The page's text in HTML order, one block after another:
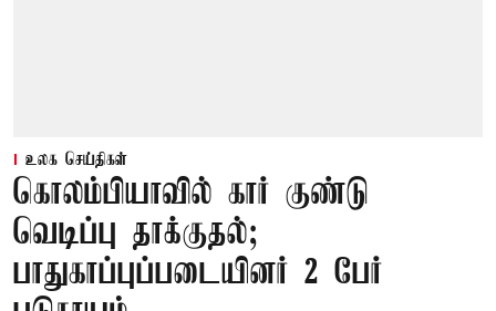
உலக செய்திகள்
கொலம்பியாவில் கார் குண்டு
வெடிப்பு தாக்குதல்;
பாதுகாப்புப்படையினர் 2 பேர்